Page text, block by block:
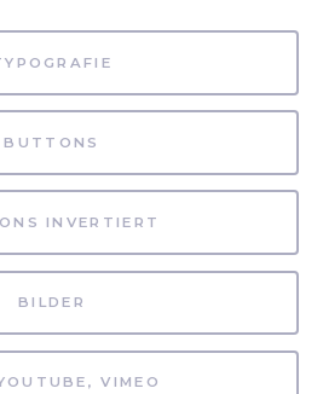
BUTTONS
INVERTIERT
BILDER
VIMEO